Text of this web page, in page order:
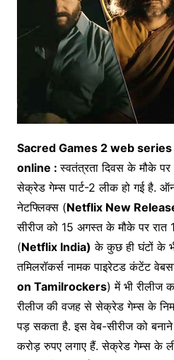
Sacred Games 2 web
online :स्वतंत्रता दिवस के मौके पर
सेक्रेड गेम्स पार्ट-2 लीक हो गई है.
नेटफ्लिक्स (Netflix New
सीरीज को 15 अगस्त के मौके पर रात
(Netflix India) के कुछ ही घंटों के
तमिलरॉकर्स नामक पाइरेटड कंटेंट
on Tamilrockers) में भी रीलीज
रीलीज की वजह से सेक्रेड गेम्स के
पड़ सकता है. इस वेब-सीरीज को बनाने
करोड़ रुपए लगाए हैं. सेक्रेड गेम्स के